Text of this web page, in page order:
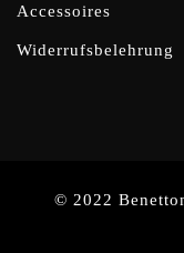
Accessoires
Widerrufsbelehrung
© 2022